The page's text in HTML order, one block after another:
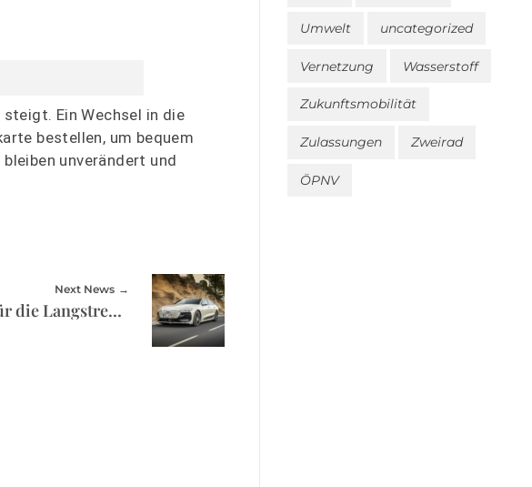
Ein Wechsel in die
bestellen, um bequem
unverändert und
Next News
Audi A6 e-tron: Kandidat für die Langstrecke
Umwelt uncategorized
Vernetzung Wasserstoff
Zukunftsmobilität
Zulassungen Zweirad
ÖPNV